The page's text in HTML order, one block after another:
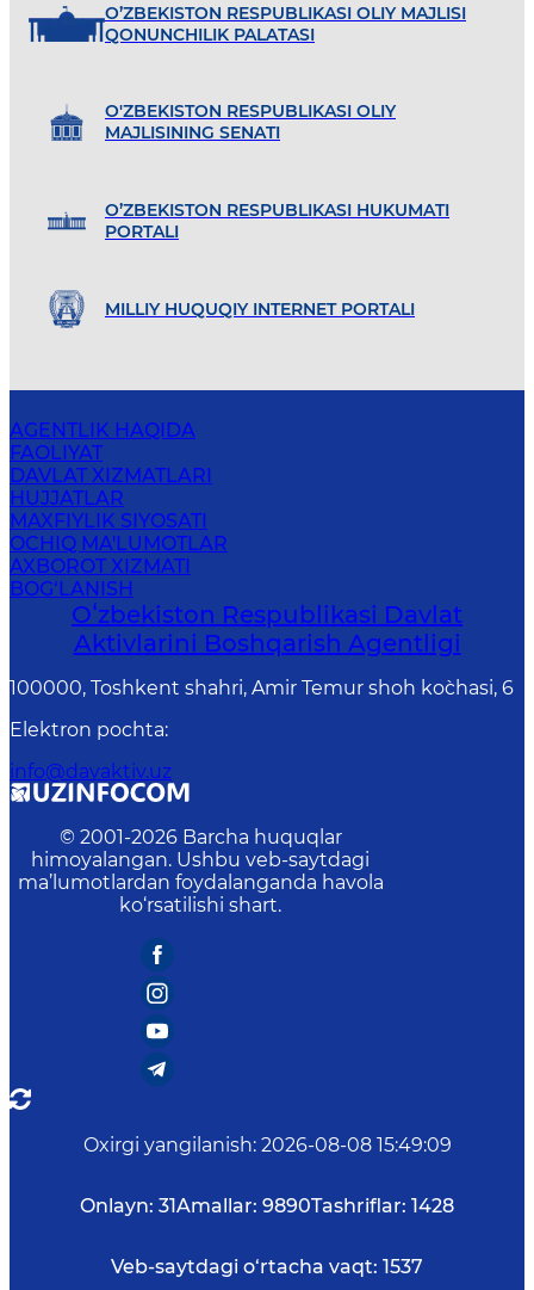
O’ZBEKISTON RESPUBLIKASI OLIY MAJLISI
QONUNCHILIK PALATASI
O'ZBEKISTON RESPUBLIKASI OLIY
MAJLISINING SENATI
O’ZBEKISTON RESPUBLIKASI HUKUMATI
PORTALI
MILLIY HUQUQIY INTERNET PORTALI
AGENTLIK HAQIDA
FAOLIYAT
DAVLAT XIZMATLARI
HUJJATLAR
MAXFIYLIK SIYOSATI
OCHIQ MA'LUMOTLAR
AXBOROT XIZMATI
BOG‘LANISH
Oʻzbekiston Respublikasi Davlat
Aktivlarini Boshqarish Agentligi
100000, Toshkent shahri, Amir Temur shoh ko`chasi, 6
Elektron pochta:
info@davaktiv.uz
© 2001-2026 Barcha huquqlar
himoyalangan. Ushbu veb-saytdagi
ma’lumotlardan foydalanganda havola
ko‘rsatilishi shart.
Oxirgi yangilanish: 2026-08-08 15:49:09
Onlayn: 31Amallar: 9890Tashriflar: 1428
Veb-saytdagi o‘rtacha vaqt: 1537